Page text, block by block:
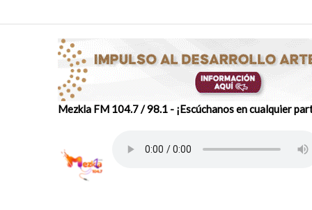
Mezkla FM 104.7 / 98.1 - ¡Escúchanos en cualquier